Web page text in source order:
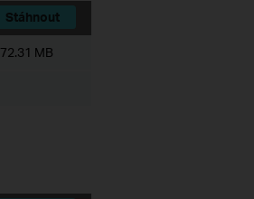
Stáhnout
72.31 MB